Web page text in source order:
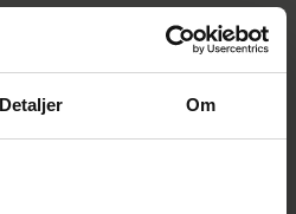
Detaljer Om
har du mulighed for at